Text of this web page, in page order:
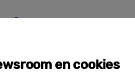
App
breidt slaapapneufunctie
in Europa
en cookies